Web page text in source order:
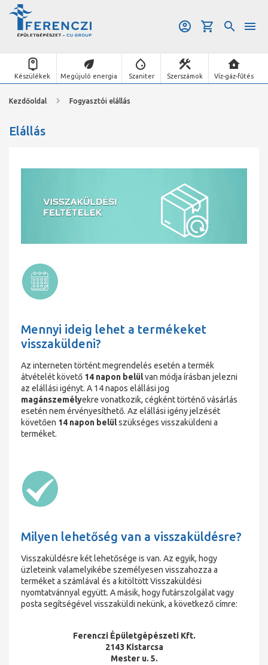
Készülékek Megújuló energia Szaniter Szerszámok Víz-gáz-fűtés
Kezdőoldal Fogyasztói elállás
Elállás
Mennyi ideig lehet a termékeket
visszaküldeni?
Az interneten történt megrendelés esetén a termék
átvételét követő 14 napon belülvan módja írásban jelezni
az elállási igényt. A 14 napos elállási jog
magánszemélyekre vonatkozik, cégként történő vásárlás
esetén nem érvényesíthető. Az elállási igény jelzését
követően 14 napon belülszükséges visszaküldeni a
terméket.
Milyen lehetőség van a visszaküldésre?
Visszaküldésre két lehetősége is van. Az egyik, hogy
üzleteink valamelyikébe személyesen visszahozza a
terméket a számlával és a kitöltött Visszaküldési
nyomtatvánnyal együtt. A másik, hogy futárszolgálat vagy
posta segítségével visszaküldi nekünk, a következő címre:
Ferenczi Épületgépészeti Kft.
2143 Kistarcsa
Mester u. 5.